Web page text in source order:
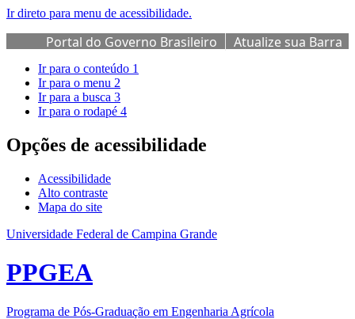
Ir direto para menu de acessibilidade.
Portal do Governo Brasileiro
Atualize sua Barra
de Governo
Ir para o conteúdo 1
Ir para o menu 2
Ir para a busca 3
Ir para o rodapé 4
Opções de acessibilidade
Acessibilidade
Alto contraste
Mapa do site
Universidade Federal de Campina Grande
PPGEA
Programa de Pós-Graduação em Engenharia Agrícola